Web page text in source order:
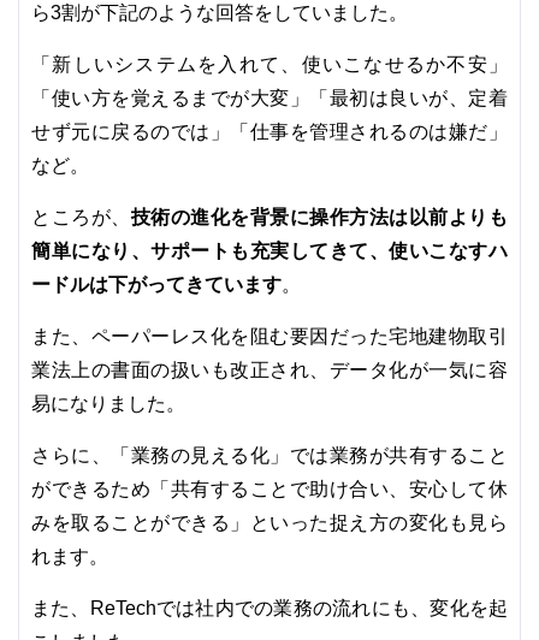
ら3割が下記のような回答をしていました。
「新しいシステムを入れて、使いこなせるか不安」
「使い方を覚えるまでが大変」「最初は良いが、定着
せず元に戻るのでは」「仕事を管理されるのは嫌だ」
など。
ところが、 技術の進化を背景に操作方法は以前よりも
簡単になり、サポートも充実してきて、使いこなすハ
ードルは下がってきています。
また、ペーパーレス化を阻む要因だった宅地建物取引
業法上の書面の扱いも改正され、データ化が一気に容
易になりました。
さらに、「業務の見える化」では業務が共有すること
ができるため「共有することで助け合い、安心して休
みを取ることができる」といった捉え方の変化も見ら
れます。
また、ReTechでは社内での業務の流れにも、変化を起